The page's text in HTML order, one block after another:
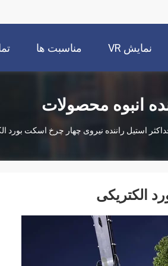
نمایش VR مناسبت ها
انبوه محصولات